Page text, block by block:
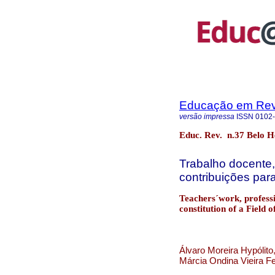
Educação em
versão impressa ISSN
Educ. Rev. n.37 Belo
Trabalho
contribuições
Teachers´work,
constitution of a Field
Álvaro Moreira
Márcia Ondina Vieira